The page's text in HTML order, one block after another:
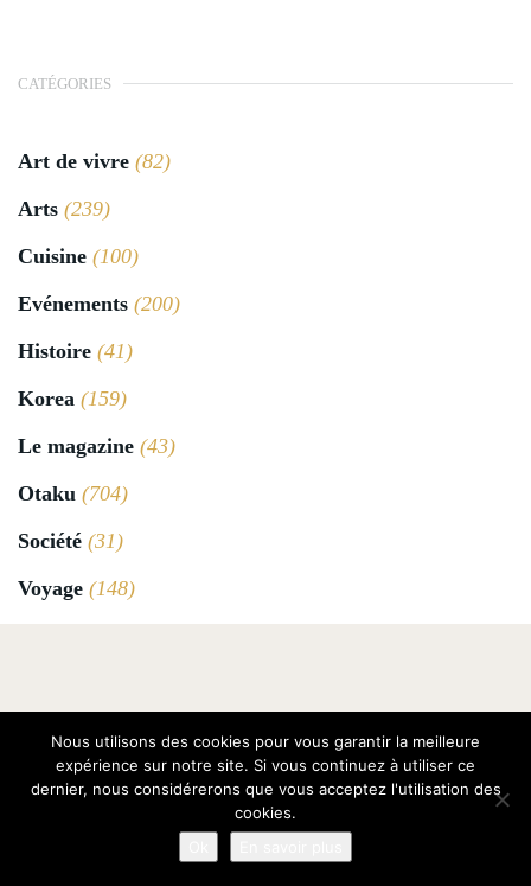
CATÉGORIES
Art de vivre (82)
Arts (239)
Cuisine (100)
Evénements (200)
Histoire (41)
Korea (159)
Le magazine (43)
Otaku (704)
Société (31)
Voyage (148)
Le Magazine
Annonceurs
Nous utilisons des cookies pour vous garantir la meilleure
expérience sur notre site. Si vous continuez à utiliser ce
dernier, nous considérerons que vous acceptez l'utilisation des
cookies.